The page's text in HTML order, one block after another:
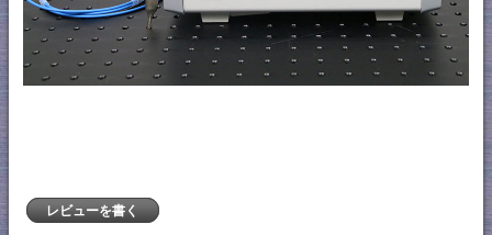
レビューを書く